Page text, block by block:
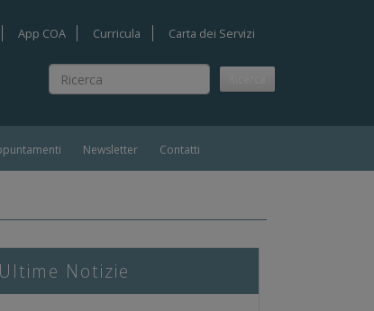
Ricerca
App COA Curricula Carta dei Servizi
Newsletter Contatti
Ultime Notizie